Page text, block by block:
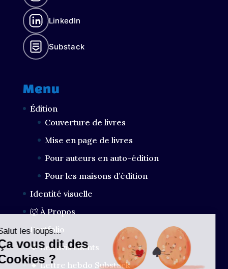
LinkedIn
Substack
Menu
Édition
Couverture de livres
Mise en page de livres
Pour auteurs en auto-édition
Pour les maisons d’édition
Identité visuelle
🐺 À Propos
Portfolio
💬 Les avis clients
🔸 Lettre hebdo Substack
Salut les loups...
Ça vous dit des
Cookies ?